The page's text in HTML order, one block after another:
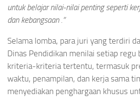
untuk belajar nilai-nilai penting seperti
dan kebangsaan .”
Selama lomba, para juri yang terdiri
Dinas Pendidikan menilai setiap regu
kriteria-kriteria tertentu, termasuk
waktu, penampilan, dan kerja sama
menyediakan penghargaan khusus